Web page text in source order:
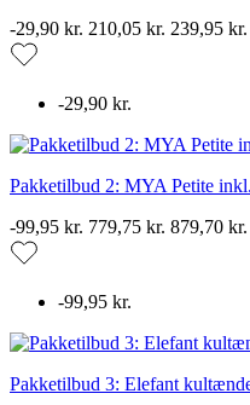
-29,90 kr. 210,05 kr. 239,95 kr.
-29,90 kr.
Pakketilbud 2: MYA Petite
-99,95 kr. 779,75 kr. 879,70 kr.
-99,95 kr.
Pakketilbud 3: Elefant